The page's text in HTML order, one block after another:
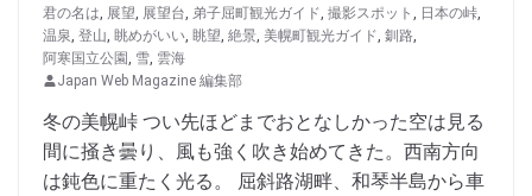
君の名は, 展望, 展望台, 弟子屈町観光ガイド, 撮影スポット , 日本の峠,
温泉, 登山, 眺めがいい, 眺望, 絶景, 美幌町観光ガイド, 釧路,
阿寒国立公園, 雪, 雲海
Japan Web Magazine 編集部
冬の美幌峠 つい先ほどまでおとなしかった空は見る
間に掻き曇り、風も強く吹き始めてきた。西南方向
は鈍色に重たく光る。 屈斜路湖畔、和琴半島から車